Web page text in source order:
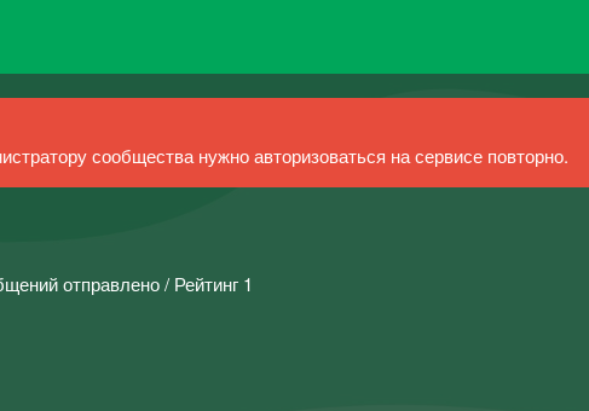
сообщества нужно авторизоваться на сервисе повторно.
отправлено / Рейтинг 1